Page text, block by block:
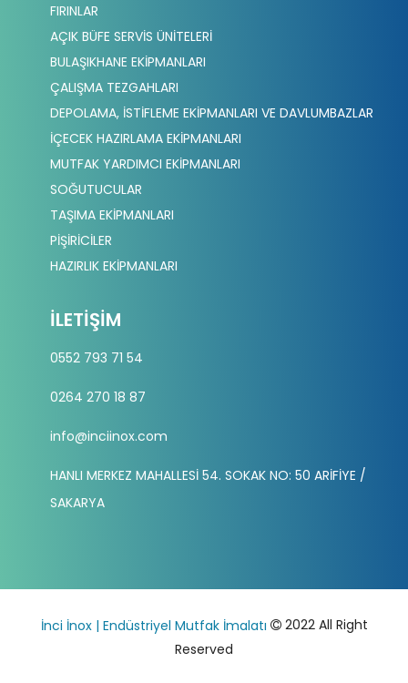
FIRINLAR
AÇIK BÜFE SERVİS ÜNİTELERİ
BULAŞIKHANE EKİPMANLARI
ÇALIŞMA TEZGAHLARI
DEPOLAMA, İSTİFLEME EKİPMANLARI VE DAVLUMBAZLAR
İÇECEK HAZIRLAMA EKİPMANLARI
MUTFAK YARDIMCI EKİPMANLARI
SOĞUTUCULAR
TAŞIMA EKİPMANLARI
PİŞİRİCİLER
HAZIRLIK EKİPMANLARI
İLETIŞIM
0552 793 71 54
0264 270 18 87
info@inciinox.com
HANLI MERKEZ MAHALLESİ 54. SOKAK NO: 50 ARİFİYE /
SAKARYA
İnci İnox | Endüstriyel Mutfak İmalatı
2022 All Right
Reserved